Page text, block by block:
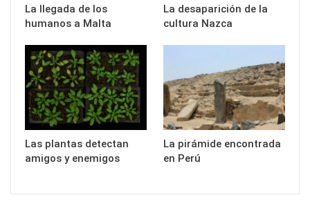
La llegada de los
humanos a Malta
La desaparición de la
cultura Nazca
Las plantas detectan
amigos y enemigos
La pirámide encontrada
en Perú